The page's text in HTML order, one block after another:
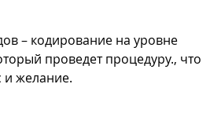
– кодирование на уровне
проведет процедуру., что
и желание.